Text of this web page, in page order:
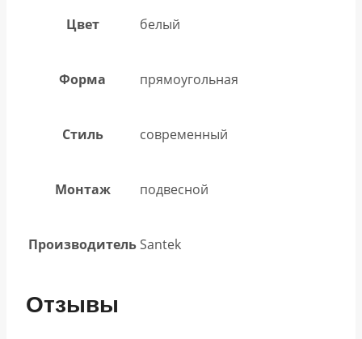
Цвет белый
Форма прямоугольная
Стиль современный
Монтаж подвесной
Производитель Santek
Отзывы